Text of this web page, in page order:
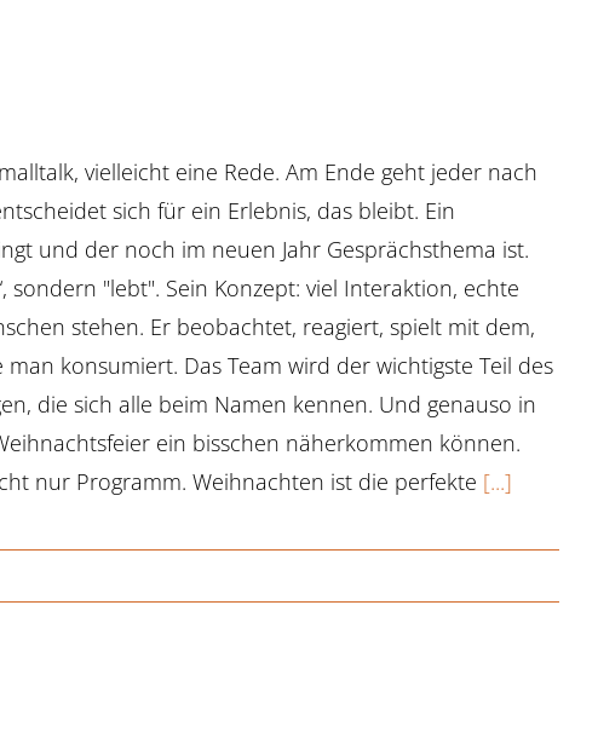
vielleicht eine Rede. Am Ende geht jeder nach
sich für ein Erlebnis, das bleibt. Ein
und der noch im neuen Jahr Gesprächsthema ist.
sondern "lebt". Sein Konzept: viel Interaktion, echte
stehen. Er beobachtet, reagiert, spielt mit dem,
konsumiert. Das Team wird der wichtigste Teil des
die sich alle beim Namen kennen. Und genauso in
ein bisschen näherkommen können.
nur Programm. Weihnachten ist die perfekte [...]